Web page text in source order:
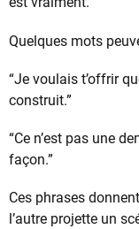
Quelques mots
“Je voulais t’offrir
construit.”
“Ce n’est pas une
façon.”
Ces phrases
l’autre projette un